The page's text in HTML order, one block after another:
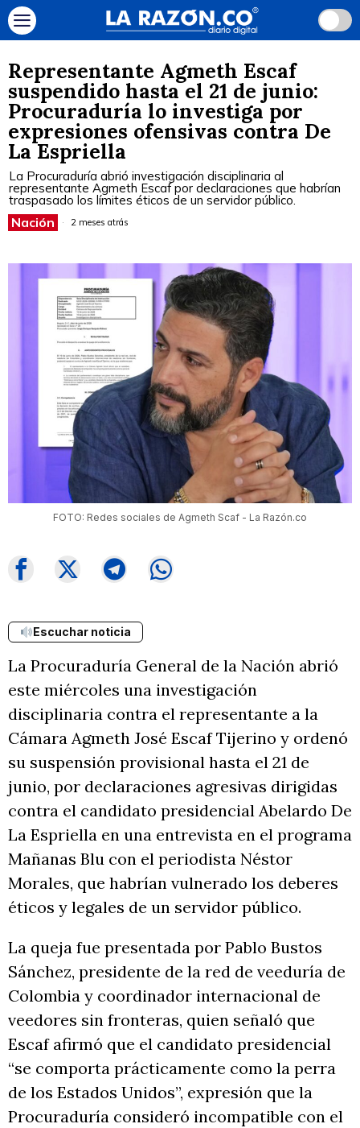
Representante Agmeth Escaf
suspendido hasta el 21 de junio:
Procuraduría lo investiga por
expresiones ofensivas contra De
La Espriella
La Procuraduría abrió investigación disciplinaria al
representante Agmeth Escaf por declaraciones que habrían
traspasado los límites éticos de un servidor público.
Nación 2 meses atrás
FOTO: Redes sociales de Agmeth Scaf - La Razón.co
Escuchar noticia
La Procuraduría General de la Nación abrió
este miércoles una investigación
disciplinaria contra el representante a la
Cámara Agmeth José Escaf Tijerino y ordenó
su suspensión provisional hasta el 21 de
junio, por declaraciones agresivas dirigidas
contra el candidato presidencial Abelardo De
La Espriella en una entrevista en el programa
Mañanas Blu con el periodista Néstor
Morales, que habrían vulnerado los deberes
éticos y legales de un servidor público.
La queja fue presentada por Pablo Bustos
Sánchez, presidente de la red de veeduría de
Colombia y coordinador internacional de
veedores sin fronteras, quien señaló que
Escaf afirmó que el candidato presidencial
“se comporta prácticamente como la perra
de los Estados Unidos”, expresión que la
Procuraduría consideró incompatible con el